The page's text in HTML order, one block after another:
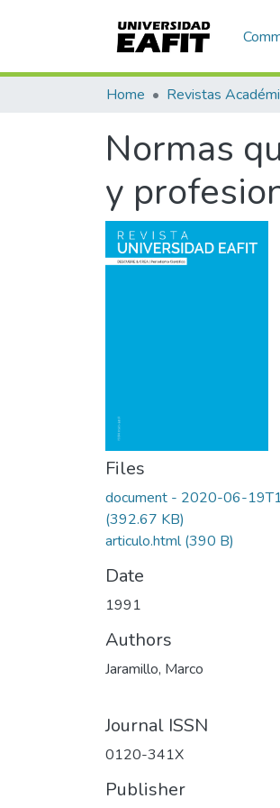
Home Revistas
Normas
y
Files
document - 2020-06-
(392.67 KB)
articulo.html(390 B)
Date
1991
Authors
Jaramillo, Marco
Journal ISSN
0120-341X
Publisher